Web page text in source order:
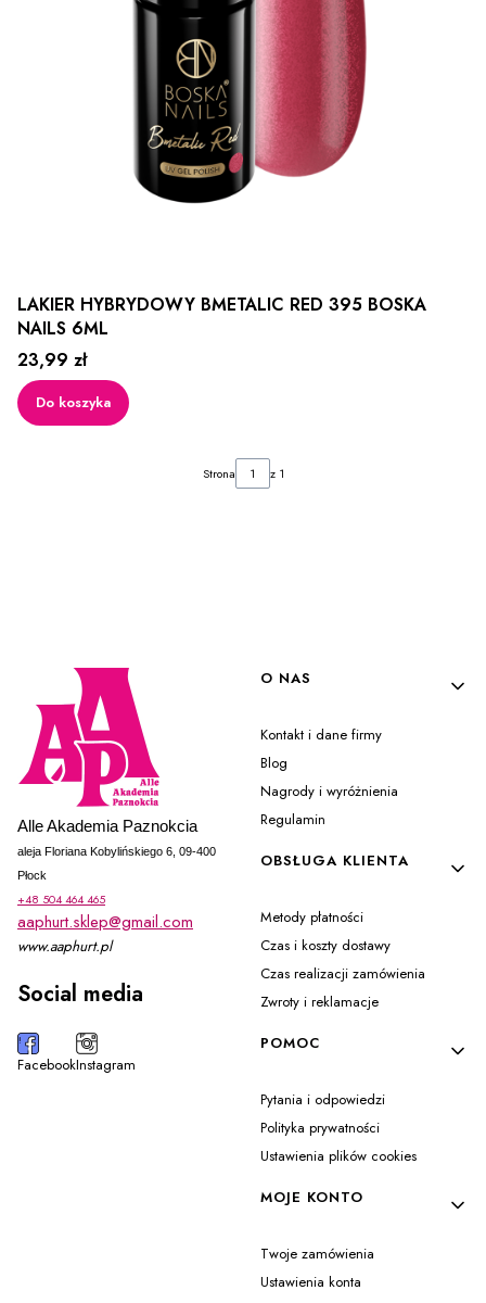
LAKIER HYBRYDOWY BMETALIC RED 395 BOSKA
NAILS 6ML
Cena
23,99 zł
Do koszyka
Strona z 1
Alle Akademia Paznokcia
aleja Floriana Kobylińskiego 6, 09-400
Płock
+48 504 464 465
aaphurt.sklep@gmail.com
www.aaphurt.pl
Social media
FacebookInstagram
Linki w stopce
O NAS
Kontakt i dane firmy
Blog
Nagrody i wyróżnienia
Regulamin
OBSŁUGA KLIENTA
Metody płatności
Czas i koszty dostawy
Czas realizacji zamówienia
Zwroty i reklamacje
POMOC
Pytania i odpowiedzi
Polityka prywatności
Ustawienia plików cookies
MOJE KONTO
Twoje zamówienia
Ustawienia konta